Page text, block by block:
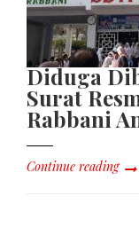
Diduga
Surat
Rabbani
Continue reading